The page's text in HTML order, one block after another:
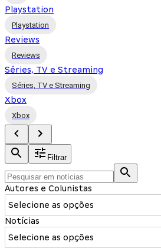
Playstation
Playstation
Reviews
Reviews
Séries, TV e Streaming
Séries, TV e Streaming
Xbox
Xbox
Filtrar
Autores e Colunistas
Selecione as opções
Notícias
Selecione as opções